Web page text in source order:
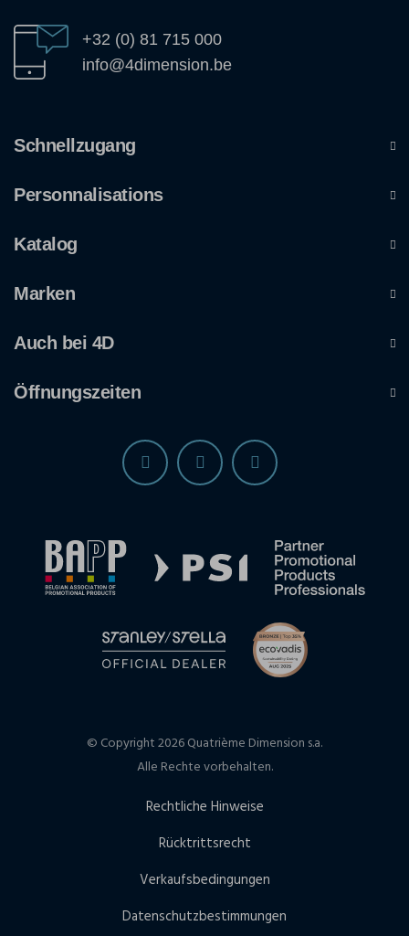
+32 (0) 81 715 000
info@4dimension.be
Schnellzugang
Personnalisations
Katalog
Marken
Auch bei 4D
Öffnungszeiten
© Copyright 2026 Quatrième Dimension s.a.
Alle Rechte vorbehalten.
Rechtliche Hinweise
Rücktrittsrecht
Verkaufsbedingungen
Datenschutzbestimmungen